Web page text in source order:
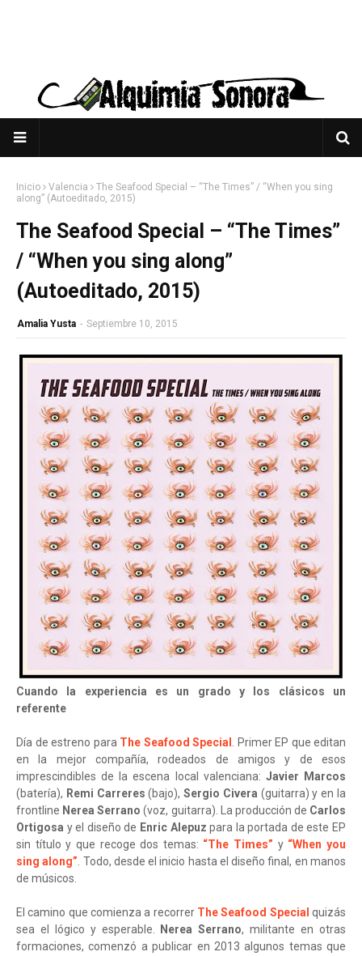
Inicio Valencia
The Seafood Special – “The Times” / “When you sing
along” (Autoeditado, 2015)
The Seafood Special – “The Times”
/ “When you sing along”
(Autoeditado, 2015)
Amalia Yusta - Septiembre 10, 2015
Cuando la experiencia es un grado y los clásicos un
referente
Día de estreno para The Seafood Special . Primer EP que editan
en la mejor compañía, rodeados de amigos y de esos
imprescindibles de la escena local valenciana: Javier Marcos
(batería), Remi Carreres(bajo), Sergio Civera (guitarra) y en la
frontline Nerea Serrano (voz, guitarra). La producción de Carlos
Ortigosa y el diseño de Enric Alepuz para la portada de este EP
sin título y que recoge dos temas: “The Times” y “When you
sing along”. Todo, desde el inicio hasta el diseño final, en manos
de músicos.
El camino que comienza a recorrer The Seafood Special quizás
sea el lógico y esperable.
Nerea Serrano, militante en otras
formaciones, comenzó a publicar en 2013 algunos temas que